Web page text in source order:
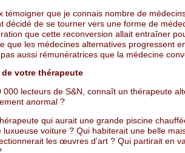
témoigner que je connais nombre de
décidé de se tourner vers une forme de
que cette reconversion allait entraîner
que les médecines alternatives progressent
aussi rémunératrices que la médecine
de votre thérapeute
000 lecteurs de S&N, connaît un thérapeute
anormal ?
qui aurait une grande piscine
luxueuse voiture ? Qui habiterait une belle
les œuvres d’art ? Qui partirait en